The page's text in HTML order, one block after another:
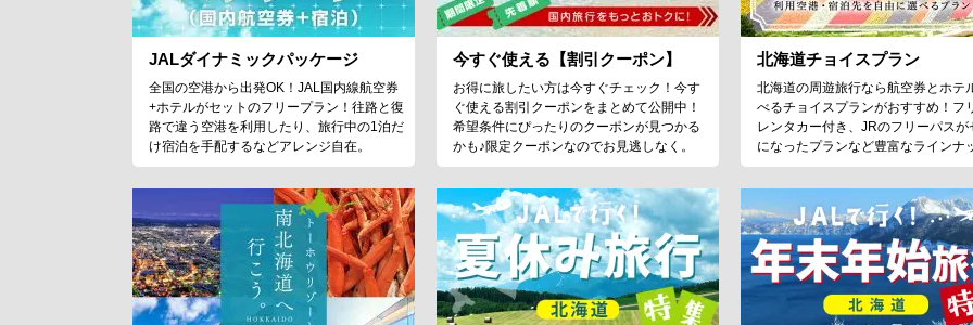
JALダイナミックパッケージ
全国の空港から出発OK！JAL国内線航空券
+ホテルがセットのフリープラン！往路と復
路で違う空港を利用したり、旅行中の1泊だ
け宿泊を手配するなどアレンジ自在。
今すぐ使える【割引クーポン】
お得に旅したい方は今すぐチェック！今す
ぐ使える割引クーポンをまとめて公開中！
希望条件にぴったりのクーポンが見つかる
かも♪限定クーポンなのでお見逃しなく。
北海道チョイスプラン
北海道の周遊旅行なら航空券とホテ
べるチョイスプランがおすすめ！フ
レンタカー付き、JRのフリーパスが
になったプランなど豊富なラインナ